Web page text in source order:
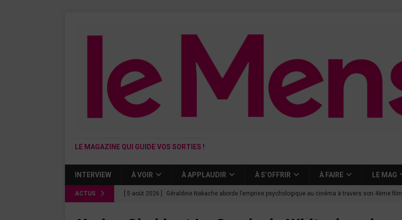
LE MAGAZINE QUI GUIDE VOS SORTIES !
INTERVIEW À VOIR À APPLAUDIR À S’OFFRIR À FAIRE LE MAG
ACTUS [ 5 août 2026 ] Géraldine Nakache aborde l’emprise psychologique au cinéma à travers son 4ème film